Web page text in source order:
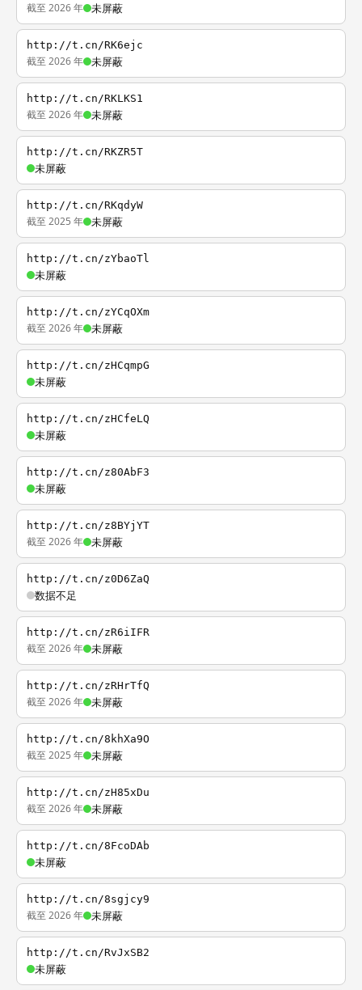
截至 2026 年 未屏蔽
http://t.cn/RK6ejc
截至 2026 年 未屏蔽
http://t.cn/RKLKS1
截至 2026 年 未屏蔽
http://t.cn/RKZR5T
未屏蔽
http://t.cn/RKqdyW
截至 2025 年 未屏蔽
http://t.cn/zYbaoTl
未屏蔽
http://t.cn/zYCqOXm
截至 2026 年 未屏蔽
http://t.cn/zHCqmpG
未屏蔽
http://t.cn/zHCfeLQ
未屏蔽
http://t.cn/z80AbF3
未屏蔽
http://t.cn/z8BYjYT
截至 2026 年 未屏蔽
http://t.cn/z0D6ZaQ
数据不足
http://t.cn/zR6iIFR
截至 2026 年 未屏蔽
http://t.cn/zRHrTfQ
截至 2026 年 未屏蔽
http://t.cn/8khXa9O
截至 2025 年 未屏蔽
http://t.cn/zH85xDu
截至 2026 年 未屏蔽
http://t.cn/8FcoDAb
未屏蔽
http://t.cn/8sgjcy9
截至 2026 年 未屏蔽
http://t.cn/RvJxSB2
未屏蔽